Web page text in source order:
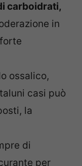
carboidrati,
in
ossalico,
casi può
la
di
per